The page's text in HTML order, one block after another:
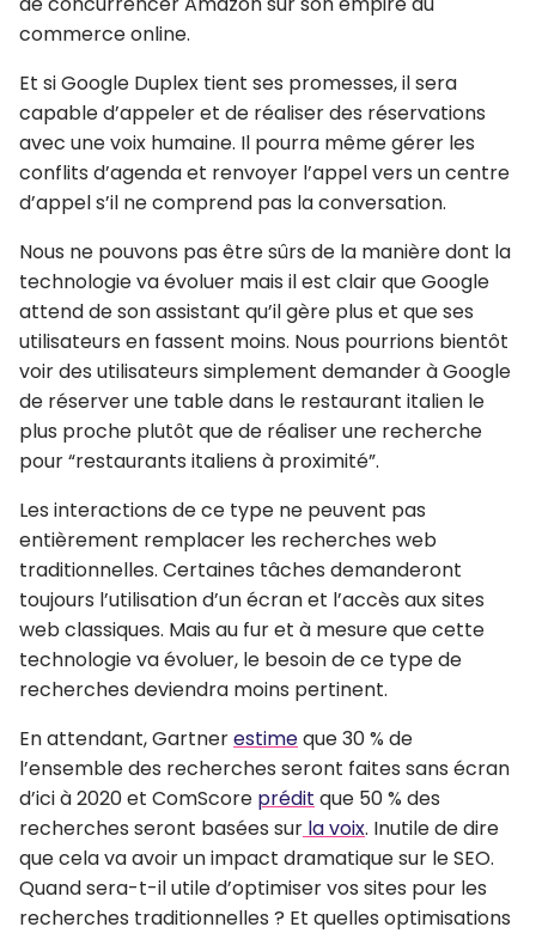
commerce online.
Et si Google Duplex tient ses promesses, il sera
capable d’appeler et de réaliser des réservations
avec une voix humaine. Il pourra même gérer les
conflits d’agenda et renvoyer l’appel vers un centre
d’appel s’il ne comprend pas la conversation.
Nous ne pouvons pas être sûrs de la manière dont la
technologie va évoluer mais il est clair que Google
attend de son assistant qu’il gère plus et que ses
utilisateurs en fassent moins. Nous pourrions bientôt
voir des utilisateurs simplement demander à Google
de réserver une table dans le restaurant italien le
plus proche plutôt que de réaliser une recherche
pour “restaurants italiens à proximité”.
Les interactions de ce type ne peuvent pas
entièrement remplacer les recherches web
traditionnelles. Certaines tâches demanderont
toujours l’utilisation d’un écran et l’accès aux sites
web classiques. Mais au fur et à mesure que cette
technologie va évoluer, le besoin de ce type de
recherches deviendra moins pertinent.
En attendant, Gartnerestimeque 30 % de
l’ensemble des recherches seront faites sans écran
d’ici à 2020 et ComScore prédit que 50 % des
recherches seront basées sur la voix. Inutile de dire
que cela va avoir un impact dramatique sur le SEO.
Quand sera-t-il utile d’optimiser vos sites pour les
recherches traditionnelles ? Et quelles optimisations